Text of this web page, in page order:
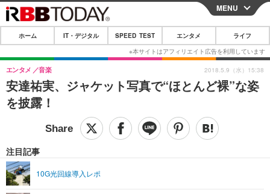
CLOSE
ホーム
IT・デジタル
IT・デジタルTOP スマートフォン
ショッピング その他
SPEED TEST
エンタメTOP 映画・ドラマ
ライフTOP
リリース一覧
MENU
ホーム IT・デジタル SPEED TEST エンタメ ライフ
安達祐実、ジャケット写真で“ほとんど裸”な姿
を披露！
エンタメ 音楽
注目記事
10G光回線導入レポ
2018.5.9（水）15:38